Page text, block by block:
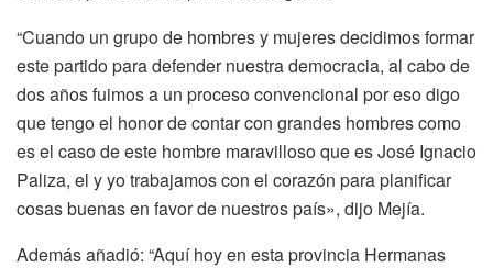
“Cuando un grupo de hombres y mujeres decidimos formar
este partido para defender nuestra democracia, al cabo de
dos años fuimos a un proceso convencional por eso digo
que tengo el honor de contar con grandes hombres como
es el caso de este hombre maravilloso que es José Ignacio
Paliza, el y yo trabajamos con el corazón para planificar
cosas buenas en favor de nuestros país», dijo Mejía.
Además añadió: “Aquí hoy en esta provincia Hermanas